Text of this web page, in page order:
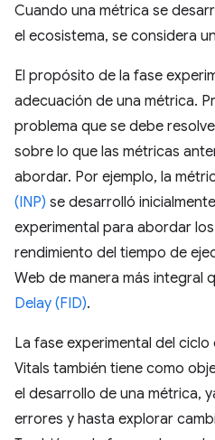
Cuando una métrica se
el ecosistema, se considera
El propósito de la fase
adecuación de una métrica.
problema que se debe
sobre lo que las métricas
abordar. Por ejemplo, la
(INP) se desarrolló
experimental para abordar
rendimiento del tiempo de
Web de manera más integral
Delay (FID).
La fase experimental del
Vitals también tiene como
el desarrollo de una métrica,
errores y hasta explorar